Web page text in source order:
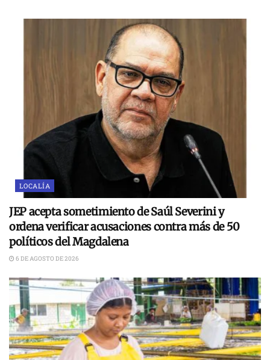
LOCALÍA
JEP acepta sometimiento de Saúl Severini y
ordena verificar acusaciones contra más de 50
políticos del Magdalena
6 DE AGOSTO DE 2026